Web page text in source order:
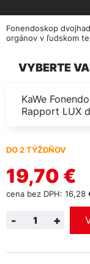
Fonendoskop
orgánov v ľudskom
VYBERTE
KaWe
Rapport LUX
DO 2 TÝŽDŇOV
19,70 €
cena bez DPH: 16,28
+
-